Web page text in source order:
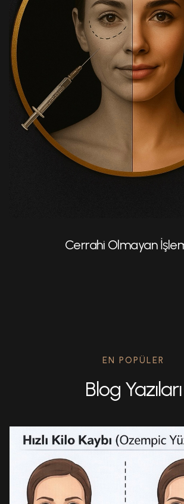
Botulinum Toksini
Dolgu
Ekzozom
Mezoterapi
Cerrahi Olmayan
EN POPÜLER
Blog Yazıları